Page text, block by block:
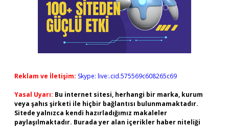
Reklam ve İletişim: Skype: live:.cid.575569c608265c69
Yasal Uyarı: Bu internet sitesi, herhangi bir marka, kurum
veya şahıs şirketi ile hiçbir bağlantısı bulunmamaktadır.
Sitede yalnızca kendi hazırladığımız makaleler
paylaşılmaktadır. Burada yer alan içerikler haber niteliği